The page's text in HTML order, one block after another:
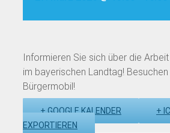
Informieren Sie sich über die
im bayerischen Landtag!
Bürgermobil!
+ GOOGLE KALENDER
+
EXPORTIEREN